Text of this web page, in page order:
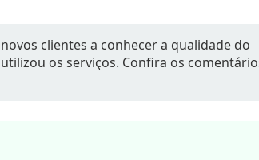
clientes a conhecer a qualidade do
os serviços. Confira os